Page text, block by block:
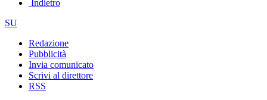
Indietro
SU
Redazione
Pubblicità
Invia comunicato
Scrivi al direttore
RSS